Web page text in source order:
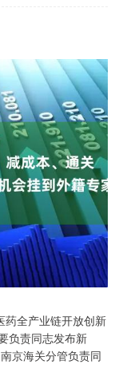
全产业链开放创新
负责同志发布新
京海关分管负责同